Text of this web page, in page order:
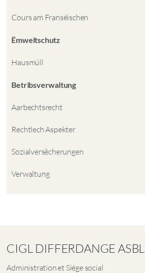
Cours am Franséischen
Ëmweltschutz
Hausmüll
Betribsverwaltung
Aarbechtsrecht
Rechtlech Aspekter
Sozialversëcherungen
Verwaltung
CIGL DIFFERDANGE ASBL
Administration et Siége social